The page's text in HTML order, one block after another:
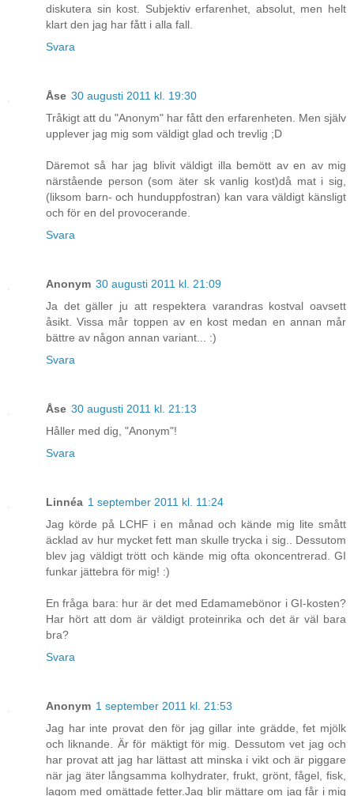
diskutera sin kost. Subjektiv erfarenhet, absolut, men helt
klart den jag har fått i alla fall.
Svara
Åse 30 augusti 2011 kl. 19:30
Tråkigt att du "Anonym" har fått den erfarenheten. Men själv
upplever jag mig som väldigt glad och trevlig ;D
Däremot så har jag blivit väldigt illa bemött av en av mig
närstående person (som äter sk vanlig kost)då mat i sig,
(liksom barn- och hunduppfostran) kan vara väldigt känsligt
och för en del provocerande.
Svara
Anonym 30 augusti 2011 kl. 21:09
Ja det gäller ju att respektera varandras kostval oavsett
åsikt. Vissa mår toppen av en kost medan en annan mår
bättre av någon annan variant... :)
Svara
Åse 30 augusti 2011 kl. 21:13
Håller med dig, "Anonym"!
Svara
Linnéa 1 september 2011 kl. 11:24
Jag körde på LCHF i en månad och kände mig lite smått
äcklad av hur mycket fett man skulle trycka i sig.. Dessutom
blev jag väldigt trött och kände mig ofta okoncentrerad. GI
funkar jättebra för mig! :)
En fråga bara: hur är det med Edamamebönor i GI-kosten?
Har hört att dom är väldigt proteinrika och det är väl bara
bra?
Svara
Anonym 1 september 2011 kl. 21:53
Jag har inte provat den för jag gillar inte grädde, fet mjölk
och liknande. Är för mäktigt för mig. Dessutom vet jag och
har provat att jag har lättast att minska i vikt och är piggare
när jag äter långsamma kolhydrater, frukt, grönt, fågel, fisk,
lagom med omättade fetter.Jag blir mättare om jag får i mig